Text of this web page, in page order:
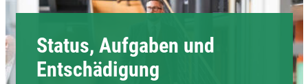
Status, Aufgaben und
Entschädigung